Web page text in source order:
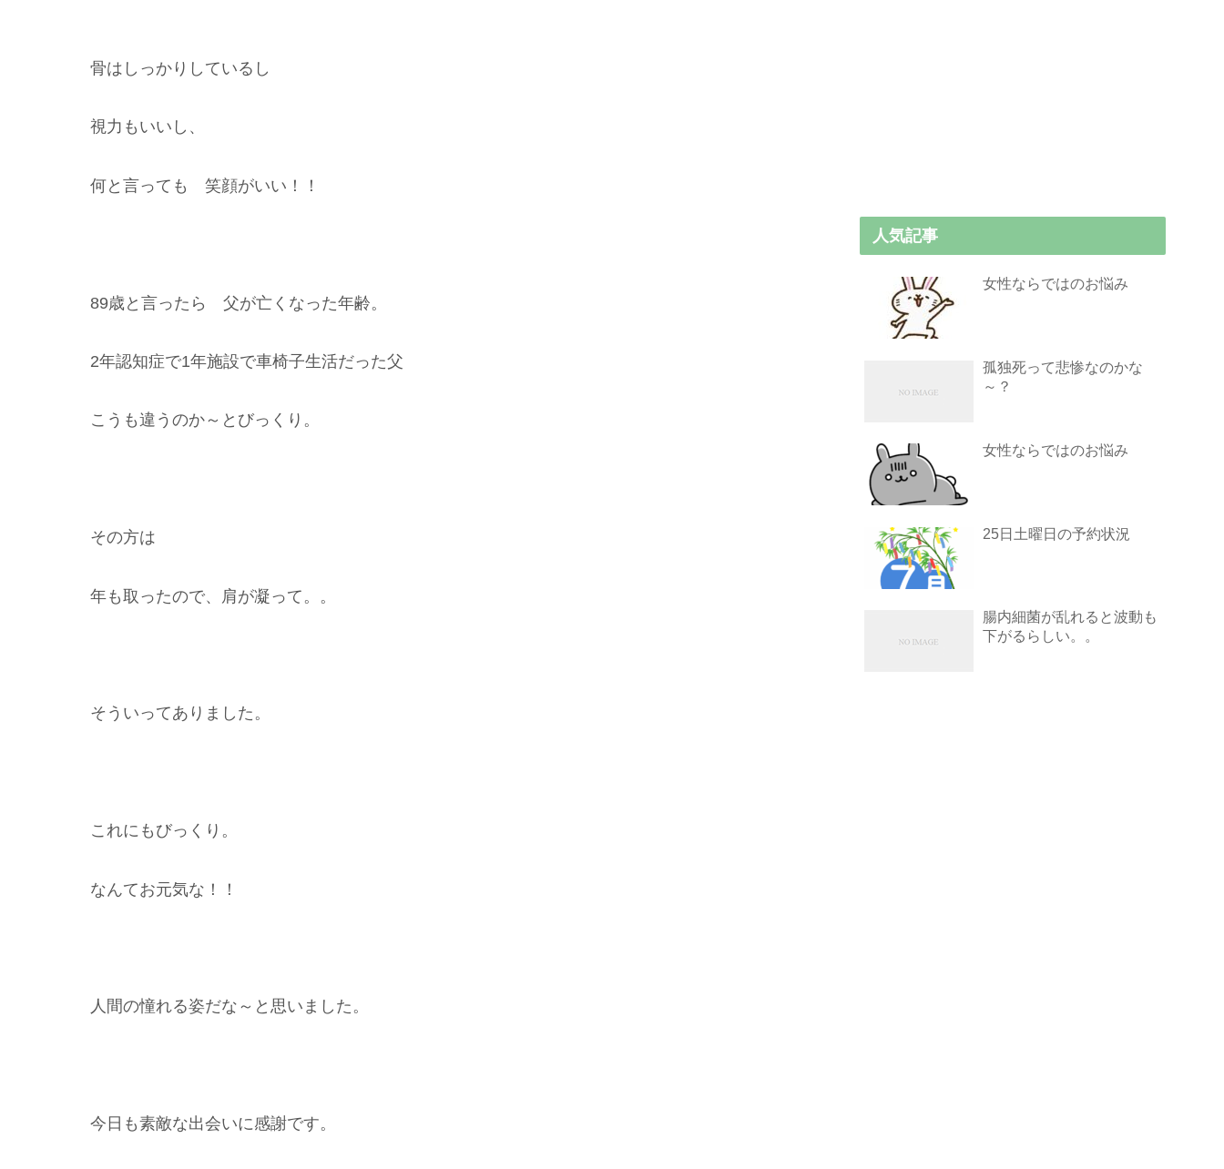
骨はしっかりしているし
視力もいいし、
何と言っても 笑顔がいい！！
89歳と言ったら 父が亡くなった年齢。
2年認知症で1年施設で車椅子生活だった父
こうも違うのか～とびっくり。
その方は
年も取ったので、肩が凝って。。
そういってありました。
これにもびっくり。
なんてお元気な！！
人間の憧れる姿だな～と思いました。
今日も素敵な出会いに感謝です。
人気記事
女性ならではのお悩み
孤独死って悲惨なのかな
～？
女性ならではのお悩み
25日土曜日の予約状況
腸内細菌が乱れると波動も
下がるらしい。。